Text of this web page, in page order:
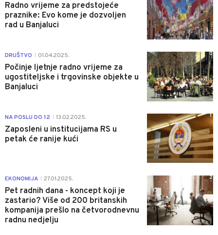
Radno vrijeme za predstojeće
praznike: Evo kome je dozvoljen
rad u Banjaluci
DRUŠTVO 01.04.2025.
Počinje ljetnje radno vrijeme za
ugostiteljske i trgovinske objekte u
Banjaluci
0
NA POSLU DO 12 13.02.2025.
Zaposleni u institucijama RS u
petak će ranije kući
1
EKONOMIJA 27.01.2025.
Pet radnih dana - koncept koji je
zastario? Više od 200 britanskih
kompanija prešlo na četvorodnevnu
radnu nedjelju
2